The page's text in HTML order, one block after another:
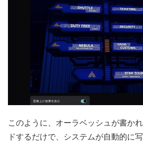
このように、オーラベッシュが書か
ドするだけで、システムが自動的に